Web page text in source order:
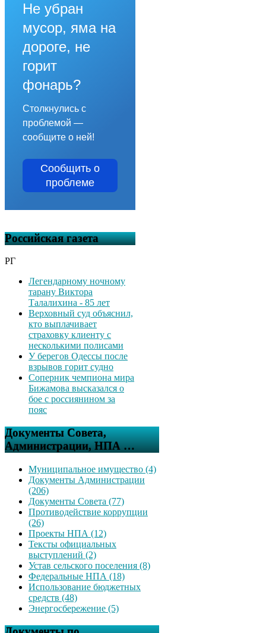
Не убран
мусор, яма на
дороге, не
горит
фонарь?
Столкнулись с
проблемой —
сообщите о ней!
Сообщить о
проблеме
Российская газета
РГ
Легендарному ночному
тарану Виктора
Талалихина - 85 лет
Верховный суд объяснил,
кто выплачивает
страховку клиенту с
несколькими полисами
У берегов Одессы после
взрывов горит судно
Соперник чемпиона мира
Бижамова высказался о
бое с россиянином за
пояс
Документы Совета,
Администрации, НПА …
Муниципальное имущество (4)
Документы Администрации
(206)
Документы Совета (77)
Противодействие коррупции
(26)
Проекты НПА (12)
Тексты официальных
выступлений (2)
Устав сельского поселения (8)
Федеральные НПА (18)
Использование бюджетных
средств (48)
Энергосбережение (5)